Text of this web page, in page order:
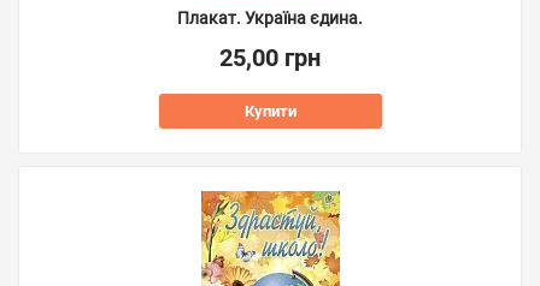
Плакат. Україна єдина.
25,00 грн
Купити